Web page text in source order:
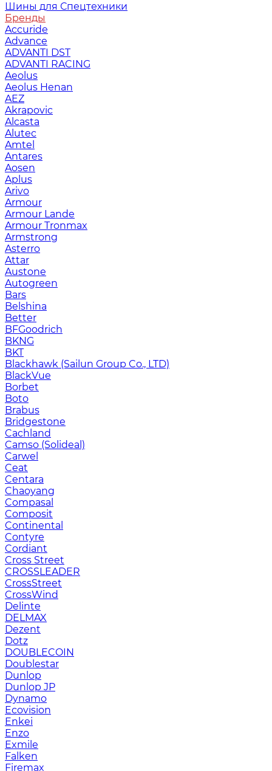
Шины для Спецтехники
Бренды
Accuride
Advance
ADVANTI DST
ADVANTI RACING
Aeolus
Aeolus Henan
AEZ
Akrapovic
Alcasta
Alutec
Amtel
Antares
Aosen
Aplus
Arivo
Armour
Armour Lande
Armour Tronmax
Armstrong
Asterro
Attar
Austone
Autogreen
Bars
Belshina
Better
BFGoodrich
BKNG
BKT
Blackhawk (Sailun Group Co., LTD)
BlackVue
Borbet
Boto
Brabus
Bridgestone
Cachland
Camso (Solideal)
Carwel
Ceat
Centara
Chaoyang
Compasal
Composit
Continental
Contyre
Cordiant
Cross Street
CROSSLEADER
CrossStreet
CrossWind
Delinte
DELMAX
Dezent
Dotz
DOUBLECOIN
Doublestar
Dunlop
Dunlop JP
Dynamo
Ecovision
Enkei
Enzo
Exmile
Falken
Firemax